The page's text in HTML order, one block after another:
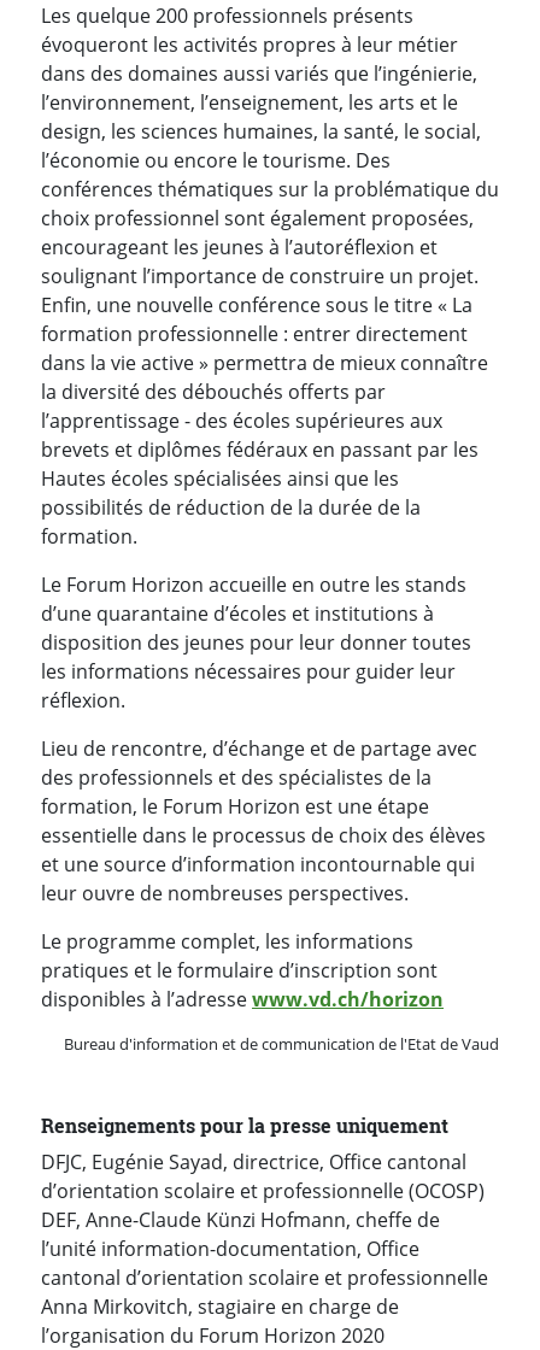
Les quelque 200 professionnels présents
évoqueront les activités propres à leur métier
dans des domaines aussi variés que l’ingénierie,
l’environnement, l’enseignement, les arts et le
design, les sciences humaines, la santé, le social,
l’économie ou encore le tourisme. Des
conférences thématiques sur la problématique du
choix professionnel sont également proposées,
encourageant les jeunes à l’autoréflexion et
soulignant l’importance de construire un projet.
Enfin, une nouvelle conférence sous le titre « La
formation professionnelle : entrer directement
dans la vie active » permettra de mieux connaître
la diversité des débouchés offerts par
l’apprentissage - des écoles supérieures aux
brevets et diplômes fédéraux en passant par les
Hautes écoles spécialisées ainsi que les
possibilités de réduction de la durée de la
formation.
Le Forum Horizon accueille en outre les stands
d’une quarantaine d’écoles et institutions à
disposition des jeunes pour leur donner toutes
les informations nécessaires pour guider leur
réflexion.
Lieu de rencontre, d’échange et de partage avec
des professionnels et des spécialistes de la
formation, le Forum Horizon est une étape
essentielle dans le processus de choix des élèves
et une source d’information incontournable qui
leur ouvre de nombreuses perspectives.
Le programme complet, les informations
pratiques et le formulaire d’inscription sont
disponibles à l’adressewww.vd.ch/horizon
Bureau d'information et de communication de l'Etat de Vaud
Renseignements pour la presse uniquement
DFJC, Eugénie Sayad, directrice, Office cantonal
d’orientation scolaire et professionnelle (OCOSP)
DEF, Anne-Claude Künzi Hofmann, cheffe de
l’unité information-documentation, Office
cantonal d’orientation scolaire et professionnelle
Anna Mirkovitch, stagiaire en charge de
l’organisation du Forum Horizon 2020